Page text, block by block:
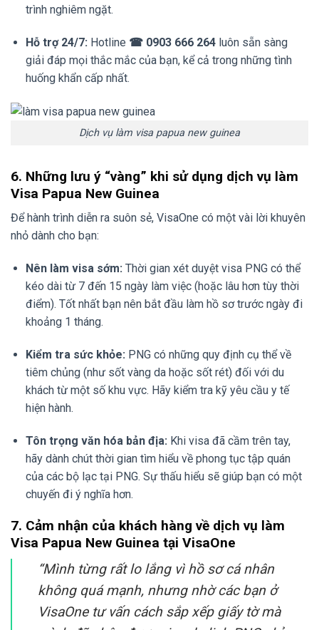
trình nghiêm ngặt.
Hỗ trợ 24/7: Hotline ☎ 0903 666 264luôn sẵn sàng
giải đáp mọi thắc mắc của bạn, kể cả trong những tình
huống khẩn cấp nhất.
Dịch vụ làm visa papua new guinea
6. Những lưu ý “vàng” khi sử dụng dịch vụ làm
Visa Papua New Guinea
Để hành trình diễn ra suôn sẻ, VisaOne có một vài lời khuyên
nhỏ dành cho bạn:
Nên làm visa sớm: Thời gian xét duyệt visa PNG có thể
kéo dài từ 7 đến 15 ngày làm việc (hoặc lâu hơn tùy thời
điểm). Tốt nhất bạn nên bắt đầu làm hồ sơ trước ngày đi
khoảng 1 tháng.
Kiểm tra sức khỏe: PNG có những quy định cụ thể về
tiêm chủng (như sốt vàng da hoặc sốt rét) đối với du
khách từ một số khu vực. Hãy kiểm tra kỹ yêu cầu y tế
hiện hành.
Tôn trọng văn hóa bản địa: Khi visa đã cầm trên tay,
hãy dành chút thời gian tìm hiểu về phong tục tập quán
của các bộ lạc tại PNG. Sự thấu hiểu sẽ giúp bạn có một
chuyến đi ý nghĩa hơn.
7. Cảm nhận của khách hàng về dịch vụ làm
Visa Papua New Guinea tại VisaOne
“Mình từng rất lo lắng vì hồ sơ cá nhân
không quá mạnh, nhưng nhờ các bạn ở
VisaOne tư vấn cách sắp xếp giấy tờ mà